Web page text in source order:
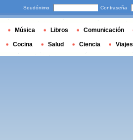
Seudónimo Contraseña
Música Libros Comunicación
Cocina Salud Ciencia Viajes